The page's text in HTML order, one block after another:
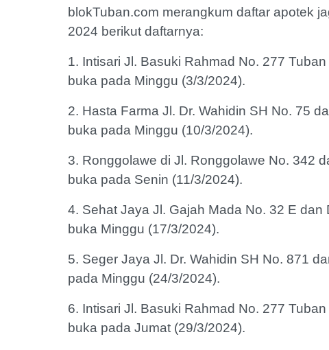
blokTuban.com merangkum daftar apotek
2024 berikut daftarnya:
1. Intisari Jl. Basuki Rahmad No. 277
buka pada Minggu (3/3/2024).
2. Hasta Farma Jl. Dr. Wahidin SH No. 75
buka pada Minggu (10/3/2024).
3. Ronggolawe di Jl. Ronggolawe No. 342
buka pada Senin (11/3/2024).
4. Sehat Jaya Jl. Gajah Mada No. 32 E
buka Minggu (17/3/2024).
5. Seger Jaya Jl. Dr. Wahidin SH No. 871
pada Minggu (24/3/2024).
6. Intisari Jl. Basuki Rahmad No. 277
buka pada Jumat (29/3/2024).